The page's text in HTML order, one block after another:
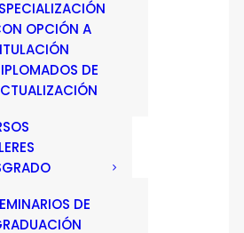
OPCIÓN A
DE
DE